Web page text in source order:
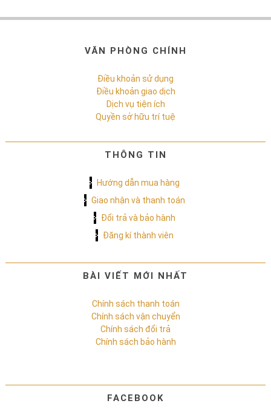
VĂN PHÒNG CHÍNH
Điều khoản sử dụng
Điều khoản giao dịch
Dịch vụ tiện ích
Quyền sở hữu trí tuệ
THÔNG TIN
Hướng dẫn mua hàng
Giao nhận và thanh toán
Đổi trả và bảo hành
Đăng kí thành viên
BÀI VIẾT MỚI NHẤT
Chính sách thanh toán
Chính sách vận chuyển
Chính sách đổi trả
Chính sách bảo hành
FACEBOOK